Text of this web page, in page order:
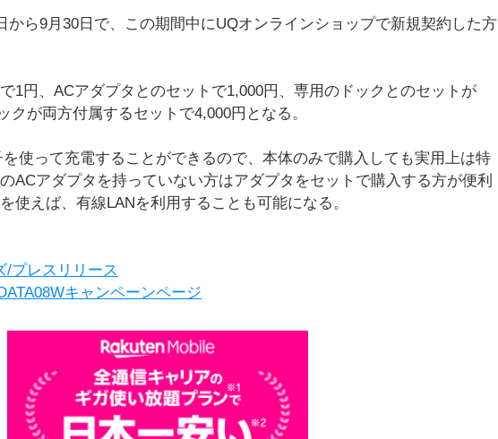
から9月30日で、この期間中にUQオンラインショップで新規契約した方
1円、ACアダプタとのセットで1,000円、専用のドックとのセットが
クが両方付属するセットで4,000円となる。
使って充電することができるので、本体のみで購入しても実用上は特
ACアダプタを持っていない方はアダプタをセットで購入する方が便利
使えば、有線LANを利用することも可能になる。
/プレスリリース
キャンペーンページ